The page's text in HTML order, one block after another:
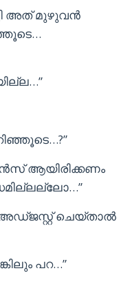
അത് മുഴുവൻ
ആയിരിക്കണം
അഡ്ജസ്റ്റ് ചെയ്താൽ
പറ…”